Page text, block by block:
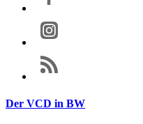
Der VCD in BW